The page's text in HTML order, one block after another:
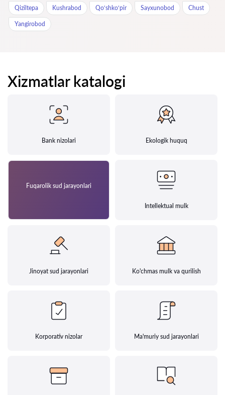
Qiziltepa Kushrabod Qo‘shko‘pir Sayxunobod Chust
Yangirobod
Xizmatlar katalogi
Bank nizolari Ekologik huquq
Fuqarolik sud jarayonlari
Intellektual mulk
Jinoyat sud jarayonlari Ko'chmas mulk va qurilish
Korporativ nizolar Ma'muriy sud jarayonlari